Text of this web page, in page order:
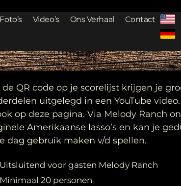
Foto’s Video’s Ons Verhaal Contact
de QR code op je scorelijst krijgen je
uitgelegd in een YouTube
op deze pagina. Via Melody Ranch
Amerikaanse lasso’s en kan je
dag gebruik maken v/d spellen.
Uitsluitend voor gasten Melody Ranch
Minimaal 20 personen